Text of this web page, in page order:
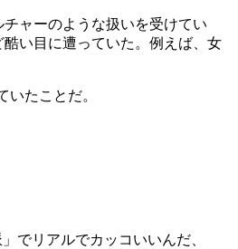
ャーのような扱いを受けてい
い目に遭っていた。例えば、女
たことだ。
でリアルでカッコいいんだ、